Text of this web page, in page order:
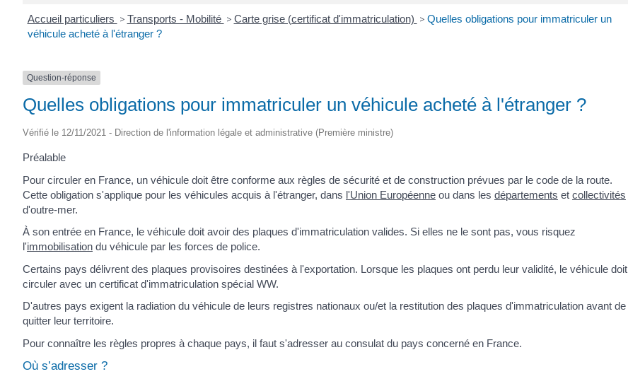
Accueil particuliers > Transports - Mobilité > Carte grise (certificat d'immatriculation) > Quelles obligations pour immatriculer un
véhicule acheté à l'étranger ?
Question-réponse
Quelles obligations pour immatriculer un véhicule acheté à l'étranger ?
Vérifié le 12/11/2021 - Direction de l'information légale et administrative (Première ministre)
Préalable
Pour circuler en France, un véhicule doit être conforme aux règles de sécurité et de construction prévues par le code de la route.
Cette obligation s'applique pour les véhicules acquis à l'étranger, dans l'Union Européenne ou dans les départements et collectivités
d'outre-mer.
À son entrée en France, le véhicule doit avoir des plaques d'immatriculation valides. Si elles ne le sont pas, vous risquez
l'immobilisation du véhicule par les forces de police.
Certains pays délivrent des plaques provisoires destinées à l'exportation. Lorsque les plaques ont perdu leur validité, le véhicule doit
circuler avec un certificat d'immatriculation spécial WW.
D'autres pays exigent la radiation du véhicule de leurs registres nationaux ou/et la restitution des plaques d'immatriculation avant de
quitter leur territoire.
Pour connaître les règles propres à chaque pays, il faut s'adresser au consulat du pays concerné en France.
Où s’adresser ?